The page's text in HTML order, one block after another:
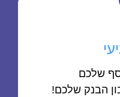
שלכם
הבנק שלכם!